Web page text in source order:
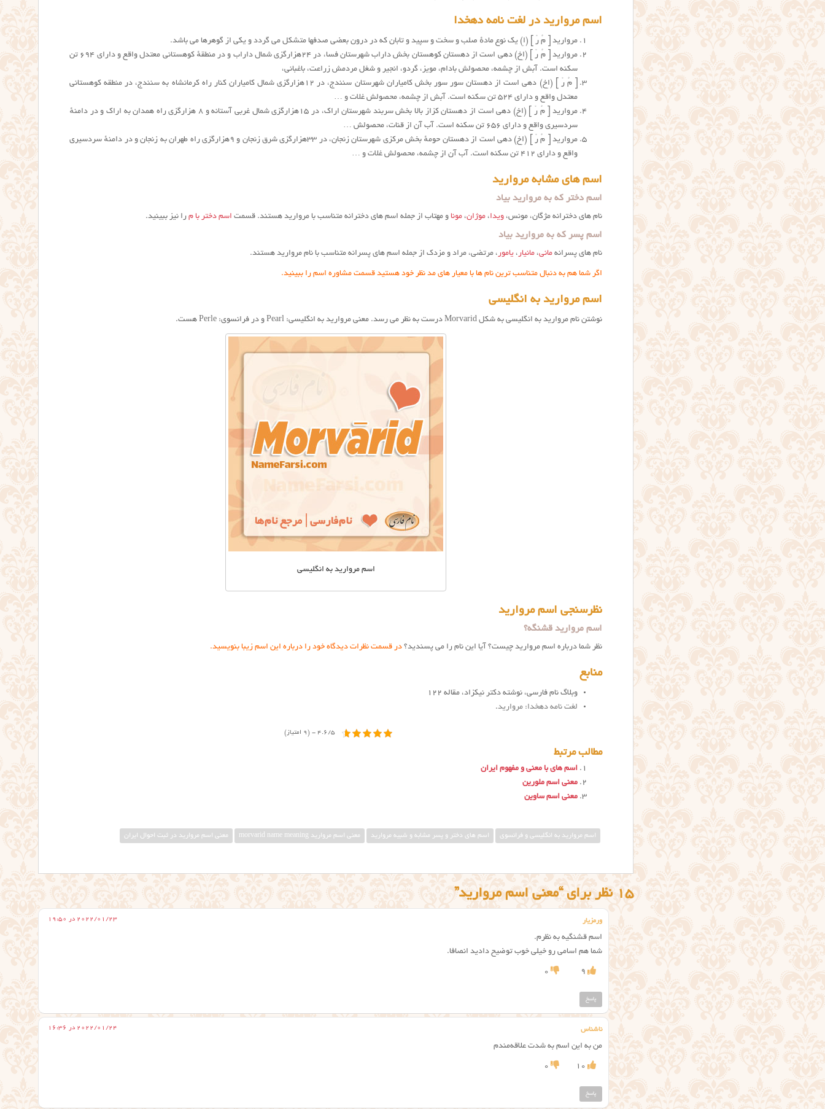
اسم مروارید در لغت نامه دهخدا
مروارید [ مُ رْ ] (اِ) یک نوع مادهٔ صلب و سخت و سپید و تابان که در درون بعضی صدفها متشکل می گردد و یکی از گوهرها می باشد.
مروارید [ مُ رْ ] (اِخ) دهی است از دهستان کوهستان بخش داراب شهرستان فسا، در ۲۴هزارگزی شمال داراب و در منطقهٔ کوهستانی معتدل واقع و دارای ۶۹۴ تن
سکنه است. آبش از چشمه، محصولش بادام، مویز، گردو، انجیر و شغل مردمش زراعت، باغبانی،
[ مُ رْ ] (اِخ) دهی است از دهستان سور سور بخش کامیاران شهرستان سنندج، در ۱۲هزارگزی شمال کامیاران کنار راه کرمانشاه به سنندج، در منطقه کوهستانی
معتدل واقع و دارای ۵۲۴ تن سکنه است. آبش از چشمه، محصولش غلات و …
مروارید [ مُ رْ ] (اِخ) دهی است از دهستان کزاز بالا بخش سربند شهرستان اراک، در ۱۵هزارگزی شمال غربی آستانه و ۸ هزارگزی راه همدان به اراک و در دامنهٔ
سردسیری واقع و دارای ۶۵۶ تن سکنه است. آب آن از قنات، محصولش …
مروارید [ مُ رْ ] (اِخ) دهی است از دهستان حومهٔ بخش مرکزی شهرستان زنجان، در ۳۳هزارگزی شرق زنجان و ۹هزارگزی راه طهران به زنجان و در دامنهٔ سردسیری
واقع و دارای ۴۱۲ تن سکنه است. آب آن از چشمه، محصولش غلات و …
اسم های مشابه مروارید
اسم دختر که به مروارید بیاد
نام های دخترانه مژگان، مونس، ویدا، موژان، مونا و مهتاب از جمله اسم های دخترانه متناسب با مروارید هستند. قسمت اسم دختر با م را نیز ببینید.
اسم پسر که به مروارید بیاد
نام های پسرانه مانی، مانیار، یامور، مرتضی، مراد و مزدک از جمله اسم های پسرانه متناسب با نام مروارید هستند.
اگر شما هم به دنبال متناسب ترین نام ها با معیار های مد نظر خود هستید قسمت مشاوره اسم را ببینید.
اسم مروارید به انگلیسی
نوشتن نام مروارید به انگلیسی به شکل Morvarid درست به نظر می رسد. معنی مروارید به انگلیسی: Pearl و در فرانسوی: Perle هست.
اسم مروارید به انگلیسی
نظرسنجی اسم مروارید
اسم مروارید قشنگه؟
نظر شما درباره اسم مروارید چیست؟ آیا این نام را می پسندید؟ در قسمت نظرات دیدگاه خود را درباره این اسم زیبا بنویسید.
منابع
وبلاگ نام فارسی، نوشته دکتر نیکزاد، مقاله ۱۲۲
لغت نامه دهخدا: مروارید.
4.6/5 - (9 امتیاز)
مطالب مرتبط
اسم های با معنی و مفهوم ایران
معنی اسم ملورین
معنی اسم ساوین
اسم مروارید به انگلیسی و فرانسوی اسم های دختر و پسر مشابه و شبیه مروارید معنی اسم مروارید morvarid name meaning معنی اسم مروارید در ثبت احوال ایران
15 نظر برای “معنی اسم مروارید”
ورمزیار 2022/01/23 در 19:50
اسم قشنگیه به نظرم.
شما هم اسامی رو خیلی خوب توضیح دادید انصافا.
9
0
پاسخ
ناشناس 2022/01/24 در 16:36
من به این اسم به شدت علاقه‌مندم
10
0
پاسخ